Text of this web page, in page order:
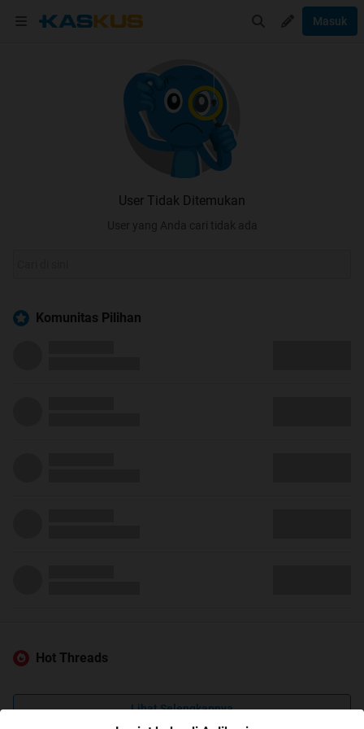
Masuk
User Tidak Ditemukan
User yang Anda cari tidak ada
Komunitas Pilihan
Hot Threads
Lihat Selengkapnya